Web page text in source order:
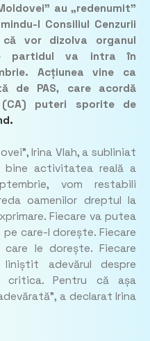
au „redenumit”
l Consiliul Cenzurii
vor dizolva organul
partidul va intra în
Acțiunea vine ca
de PAS, care acordă
(CA) puteri sporite de
Irina Vlah, a subliniat
bine activitatea reală a
vom restabili
oamenilor dreptul la
Fiecare va putea
care-l dorește. Fiecare
le dorește. Fiecare
adevărul despre
Pentru că așa
a declarat Irina